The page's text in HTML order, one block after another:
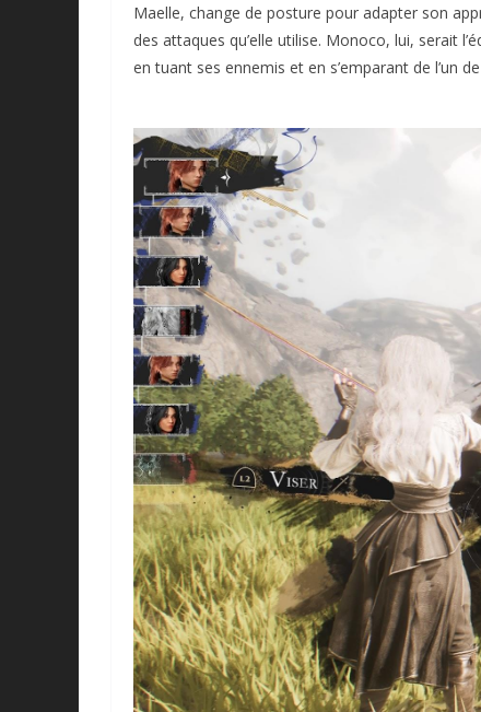
Maelle, change de posture pour adapter son
des attaques qu’elle utilise. Monoco, lui, serait
en tuant ses ennemis et en s’emparant de l’un